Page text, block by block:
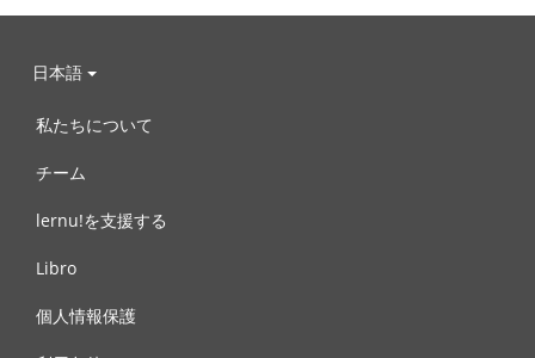
日本語
私たちについて
チーム
lernu!を支援する
Libro
個人情報保護